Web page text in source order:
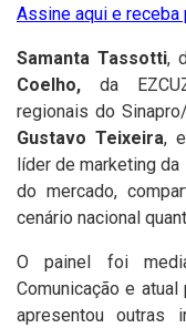
Assine aqui e receba
Samanta Tassotti,
Coelho, da
regionais do
Gustavo Teixeira,
líder de marketing
do mercado,
cenário nacional
O painel foi
Comunicação e
apresentou outras